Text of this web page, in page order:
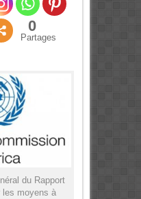
0
Partages
du Rapport
les moyens à